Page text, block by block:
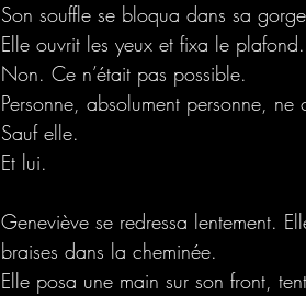
Son souffle se bloqua dans sa
Elle ouvrit les yeux et fixa le plafond.
Non. Ce n’était pas possible.
Personne, absolument personne,
Sauf elle.
Et lui.
Geneviève se redressa lentement.
braises dans la cheminée.
Elle posa une main sur son front,